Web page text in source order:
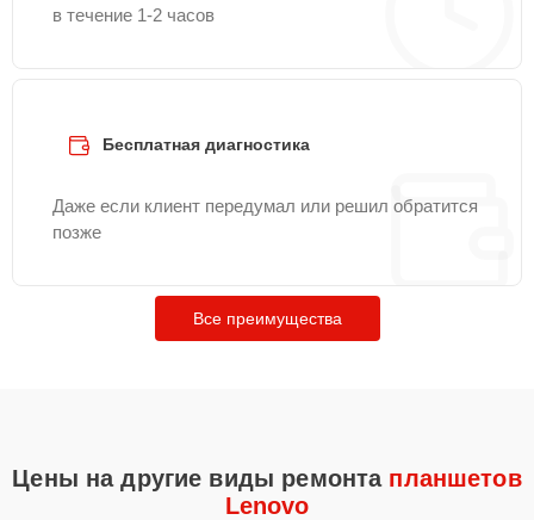
в течение 1-2 часов
Бесплатная диагностика
Даже если клиент передумал или решил обратится
позже
Все преимущества
Цены на другие виды ремонта планшетов
Lenovo